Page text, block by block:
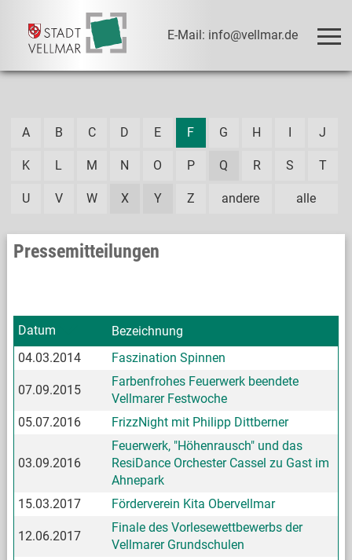
E-Mail: info@vellmar.de
alle
A B C D E F G H I J
K L M N O P Q R S T
U V W X Y Z andere
Pressemitteilungen
Datum
Bezeichnung
04.03.2014
Faszination Spinnen
07.09.2015
Farbenfrohes Feuerwerk beendete
Vellmarer Festwoche
05.07.2016
FrizzNight mit Philipp Dittberner
03.09.2016
Feuerwerk, "Höhenrausch" und das
ResiDance Orchester Cassel zu Gast im
Ahnepark
15.03.2017
Förderverein Kita Obervellmar
12.06.2017
Finale des Vorlesewettbewerbs der
Vellmarer Grundschulen